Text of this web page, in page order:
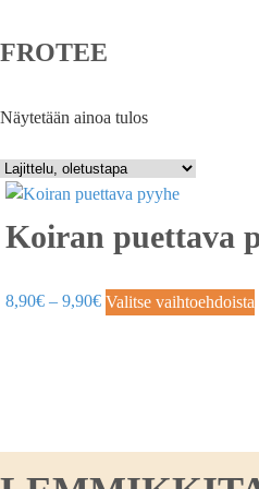
FROTEE
Näytetään ainoa tulos
Koiran puettava
8,90€ – 9,90€ Valitse vaihtoehdoista